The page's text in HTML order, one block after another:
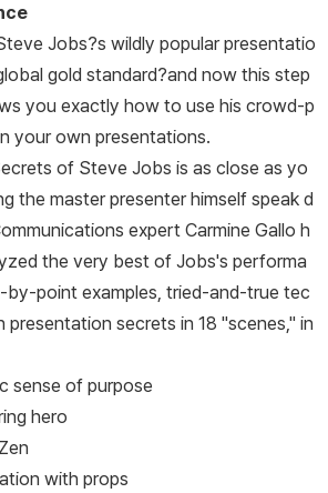
Jobs?s wildly popular presentatio
gold standard?and now this step
you exactly how to use his crowd-p
your own presentations.
of Steve Jobs is as close as yo
the master presenter himself speak d
expert Carmine Gallo h
the very best of Jobs's performa
point examples, tried-and-true tec
presentation secrets in 18 "scenes," in
sense of purpose
hero
with props